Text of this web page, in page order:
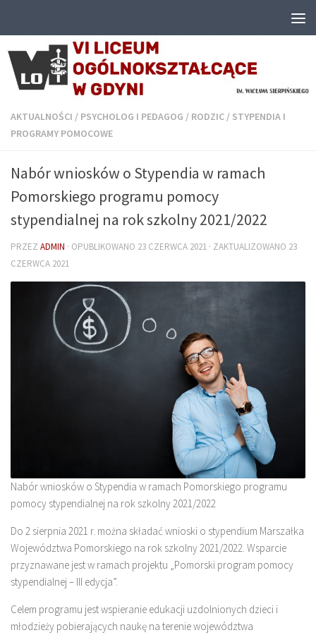
AKTUALNOŚCI / PSYCHOLOG I PEDAGOG / RODZIC / STYPENDIA I
PROGRAMY POMOCOWE
Nabór wniosków o Stypendia w ramach
Pomorskiego programu pomocy
stypendialnej na rok szkolny 2021/2022
PRZEZ ADMIN · OPUBLIKOWANO 23 CZERWCA 2021 · ZAKTUALIZOWANO 23
CZERWCA 2021
Nabór wniosków o Stypendia w ramach Pomorskiego programu
pomocy stypendialnej na rok szkolny 2021/2022
Do 2 sierpnia 2021 r. można składać wnioski o stypendium Marszałka
Województwa Pomorskiego na rok szkolny 2021/2022. Wsparcie
przyznawane jest w ramach projektu „Pomorski program pomocy
stypendialnej – III edycja”.
Celem programu jest wspieranie edukacji uzdolnionych dzieci i
młodzieży pobierających naukę na terenie województwa